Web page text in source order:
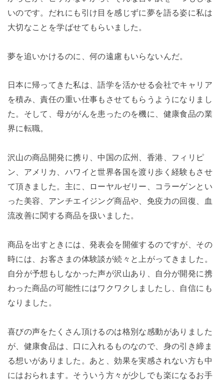
いのです。だれにも引け目を感じずに夢を語る姿に私は
大切なことを学ばせてもらいました。
夢を追いかけるのに、何の遠慮もいらないんだ。
日本に帰ってきた私は、語学を活かせる会社でキャリア
を積み、責任の重い仕事もさせてもらうようになりまし
た。そして、母ががんを患ったのを機に、健康食品の業
界に転職。
沢山の商品開発に携り、中国の広州、香港、フィリピ
ン、アメリカ、ハワイと世界各国を渡り歩く経験もさせ
て頂きました。主に、ローヤルゼリー、コラーゲンとい
った美容、アンチエイジング商品や、免疫力の回復、血
流改善に関する商品を扱いました。
商品を出すときには、発表会を開催するのですが、その
時には、お客さまの体験談が続々と上がってきました。
自分が予想もしなかった声が沢山あり、自分が開発に携
わった商品の可能性にはワクワクしましたし、自信にも
なりました。
喜びの声をたくさん頂けるのは格別な感動がありました
が、健康食品は、口に入れるものなので、身の引き締ま
る想いがありました。あと、効果を実感されない方も中
にはおられます。そういう方々が少しでも楽になるお手